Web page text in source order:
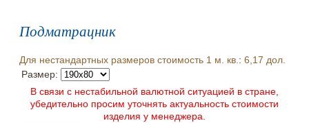
Подматрацник
Для нестандартных размеров стоимость 1 м. кв.:6,17 дол.
Размер:
В связи с нестабильной валютной ситуацией в стране,
убедительно просим уточнять актуальность стоимости
изделия у менеджера.